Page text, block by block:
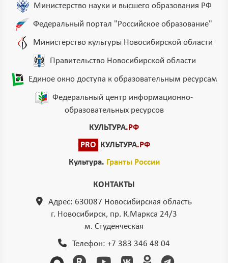
Министерство науки и высшего образования РФ
Федеральный портал "Российское образование"
Министерство культуры Новосибирской области
Правительство Новосибирской области
Единое окно доступа к образовательным ресурсам
Федеральный центр информационно-
образовательных ресурсов
КУЛЬТУРА.РФ
PRO
КУЛЬТУРА.РФ
Культура. Гранты России
КОНТАКТЫ
Адрес: 630087 Новосибирская область
г. Новосибирск, пр. К.Маркса 24/3
м. Студенческая
Телефон: +7 383 346 48 04